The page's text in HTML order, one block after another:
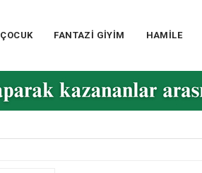
ÇOCUK FANTAZİ GİYİM HAMİLE